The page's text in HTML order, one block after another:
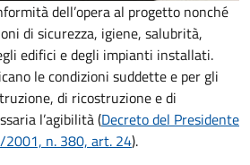
dell’opera al progetto nonché
di sicurezza, igiene, salubrità,
edifici e degli impianti installati.
le condizioni suddette e per gli
di ricostruzione e di
l’agibilità (Decreto del Presidente
n. 380, art. 24).